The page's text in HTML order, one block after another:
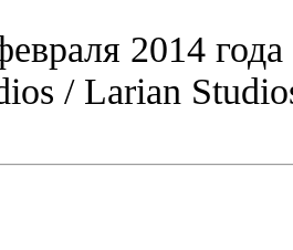
2014
/ Larian